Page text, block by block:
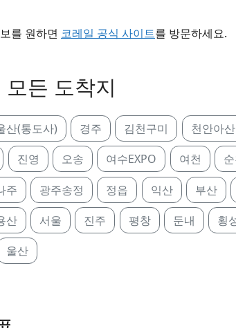
를 원하면 코레일 공식 사이트를 방문하세요.
든 도착지
산(통도사) 경주 김천구미 천안아산
진영 오송 여수EXPO 여천
주 광주송정 정읍 익산 부산
산 서울 진주 평창 둔내 횡
울산